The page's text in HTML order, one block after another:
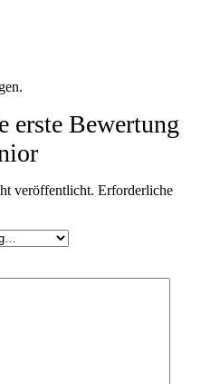
erste Bewertung
veröffentlicht. Erforderliche